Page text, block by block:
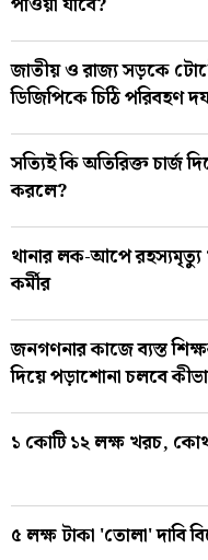
জাতীয় ও রাজ্য সড়কে
ডিজিপিকে চিঠি পরিবহণ
সত্যিই কি অতিরিক্ত চার্জ
করলে?
থানার লক-আপে
কর্মীর
জনগণনার কাজে ব্যস্ত
দিয়ে পড়াশোনা চলবে
১ কোটি ১২ লক্ষ খরচ,
৫ লক্ষ টাকা 'তোলা' দাবি